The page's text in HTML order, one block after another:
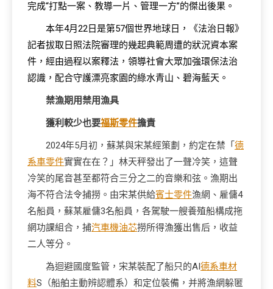
完成“打點一案、教導一片、管理一方”的傑出後果。
本年4月22日是第57個世界地球日，《法治日報》
記者拔取日照法院審理的幾起典範周遭的狀況資本案
件，經由過程以案釋法，領導社會大眾加強環保法治
認識，配合守護漂亮家園的綠水青山、碧海藍天。
禁漁期用禁用漁具
獲利較少也要福斯零件擔責
2024年5月初，蘇某與宋某經策劃，約定在禁「 德
系車零件實實在在？」林天秤發出了一聲冷笑，這聲
冷笑的尾音甚至都符合三分之二的音樂和弦。漁期出
海不符合法令捕撈。由宋某供給賓士零件漁網、雇傭4
名船員，蘇某雇傭3名船員，各駕駛一艘養殖船構成拖
網功課組合，捕汽車機油芯撈所得漁獲出售后，收益
二人等分。
為迴避國度監管，宋某裝配了船只的AI德系車材
料S（船舶主動辨認體系）和定位裝備，并將漁網躲匿